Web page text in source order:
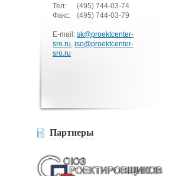
Тел: (495) 744-03-74
Факс:
(495) 744-03-79
E-mail: sk@proektcenter-
sro.ru, iso@proektcenter-
sro.ru
Партнеры